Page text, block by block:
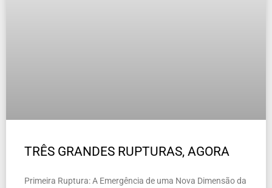
TRÊS GRANDES RUPTURAS, AGORA
Primeira Ruptura: A Emergência de uma Nova Dimensão da